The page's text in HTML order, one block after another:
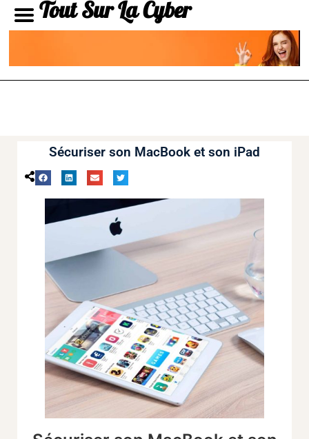
Tout Sur La Cyber
Sécuriser son MacBook et son iPad